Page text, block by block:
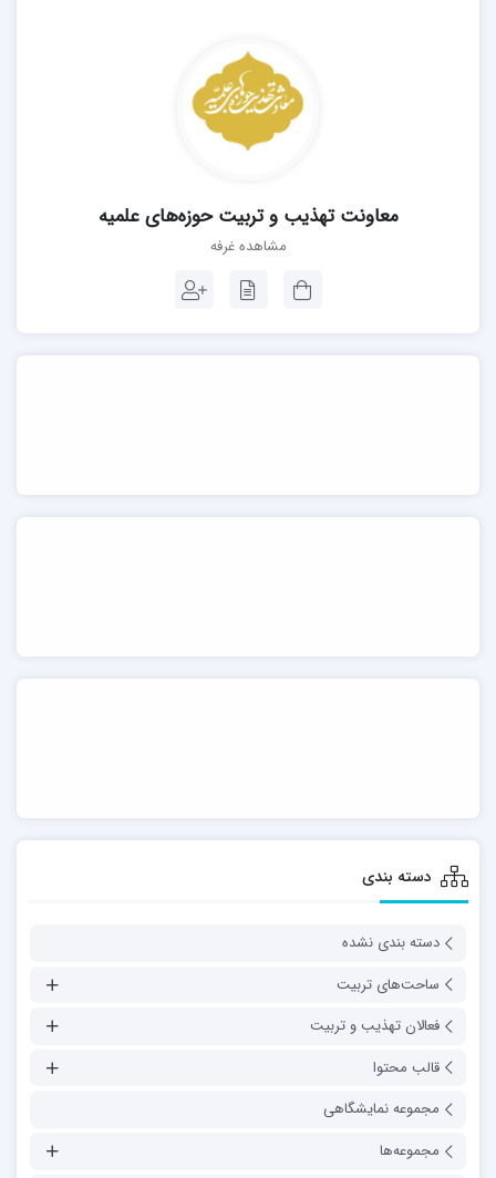
معاونت تهذیب و تربیت حوزه‌های علمیه
مشاهده غرفه
دسته بندی
دسته بندی نشده
ساحت‌های تربیت
فعالان تهذیب و تربیت
قالب محتوا
مجموعه نمایشگاهی
مجموعه‌ها